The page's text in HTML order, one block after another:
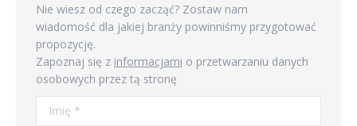
Nie wiesz od czego zacząć? Zostaw nam
wiadomość dla jakiej branży powinniśmy przygotować
propozycję.
Zapoznaj się z informacjami o przetwarzaniu danych
osobowych przez tą stronę
Imię *